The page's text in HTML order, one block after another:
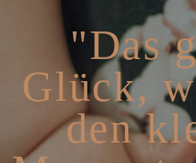
"Das
Glück,
den